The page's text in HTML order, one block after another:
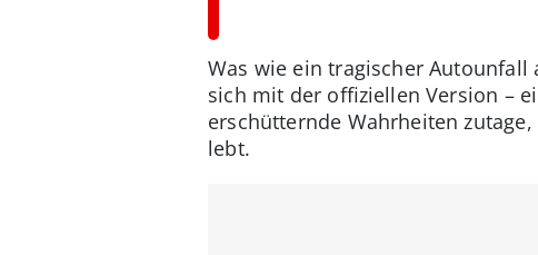
Was wie ein tragischer
sich mit der offiziellen Version –
erschütternde Wahrheiten
lebt.